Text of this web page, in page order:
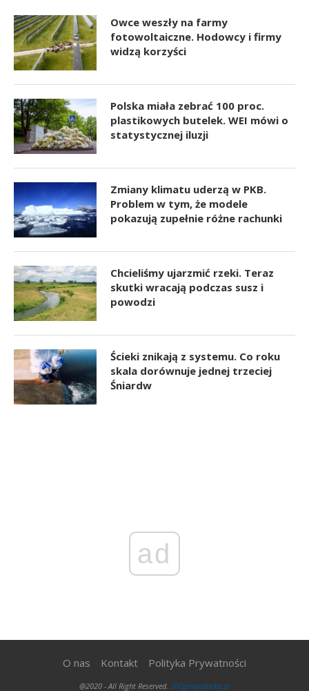
Owce weszły na farmy
fotowoltaiczne. Hodowcy i firmy
widzą korzyści
Polska miała zebrać 100 proc.
plastikowych butelek. WEI mówi o
statystycznej iluzji
Zmiany klimatu uderzą w PKB.
Problem w tym, że modele
pokazują zupełnie różne rachunki
Chcieliśmy ujarzmić rzeki. Teraz
skutki wracają podczas susz i
powodzi
Ścieki znikają z systemu. Co roku
skala dorównuje jednej trzeciej
Śniardw
ad
O nas Kontakt Polityka Prywatności
@2020 - All Right Reserved. 300gospodarka.pl